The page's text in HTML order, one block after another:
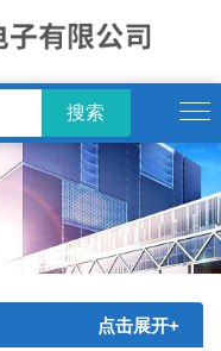
点击展开+